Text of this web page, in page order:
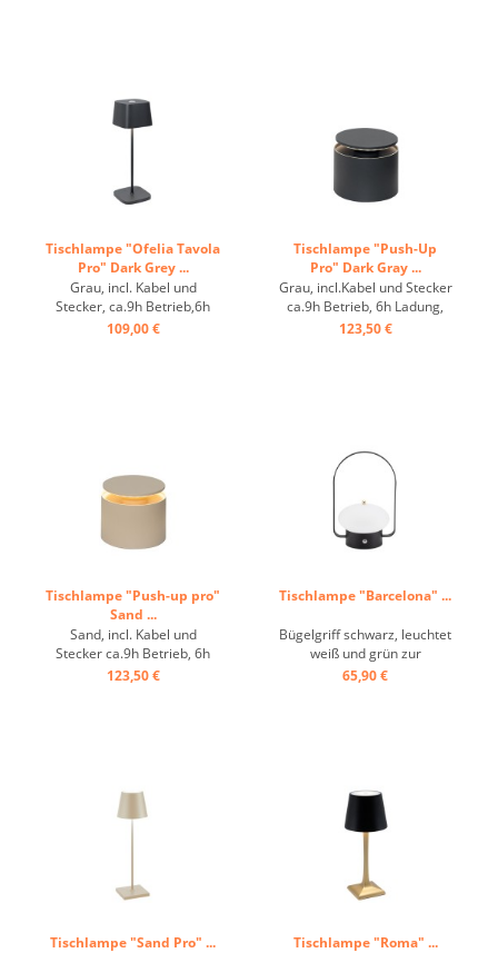
Tischlampe "Ofelia Tavola
Pro" Dark Grey ...
Grau, incl. Kabel und
Stecker, ca.9h Betrieb,6h
Ladung, IP65 ...
109,00 €
Tischlampe "Push-Up
Pro" Dark Gray ...
Grau, incl.Kabel und Stecker
ca.9h Betrieb, 6h Ladung,
IP54 ...
123,50 €
Tischlampe "Push-up pro"
Sand ...
Sand, incl. Kabel und
Stecker ca.9h Betrieb, 6h
Ladung, IP54 ...
123,50 €
Tischlampe "Barcelona" ...
Bügelgriff schwarz, leuchtet
weiß und grün zur
Serviceanforderung. Bieten
grün, um ...
65,90 €
Tischlampe "Sand Pro" ... Tischlampe "Roma" ...